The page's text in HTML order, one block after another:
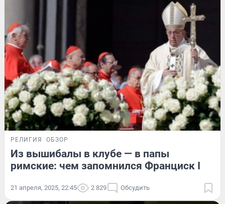
РЕЛИГИЯ ОБЗОР
Из вышибалы в клубе — в папы
римские: чем запомнился Франциск I
21 апреля, 2025, 22:45 2 829 Обсудить